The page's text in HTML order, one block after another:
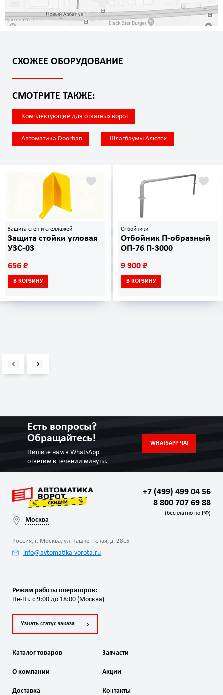
СХОЖЕЕ ОБОРУДОВАНИЕ
СМОТРИТЕ ТАКЖЕ:
Комплектующие для откатных ворот
Автоматика Doorhan Шлагбаумы Алютех
Защита стен и стеллажей
Защита стойки угловая
УЗС-03
656 ₽
В КОРЗИНУ
Отбойники
Отбойник П-образный
ОП-76 П-3000
9 900 ₽
В КОРЗИНУ
Есть вопросы?
Обращайтесь!
Пишите нам в WhatsApp
ответим в течении минуты.
WHATSAPP ЧАТ
Москва
Россия, г. Москва, ул. Ташкентская, д. 28с5
info@avtomatika-vorota.ru
+7 (499) 499 04 56
8 800 707 69 88
(бесплатно по РФ)
Режим работы операторов:
Пн-Пт. с 9:00 до 18:00 (Москва)
Узнать статус заказа
Каталог товаров Запчасти
О компании
Доставка
Акции
Контакты